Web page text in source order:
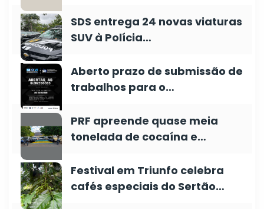
SDS entrega 24 novas viaturas
SUV à Polícia…
Aberto prazo de submissão de
trabalhos para o…
PRF apreende quase meia
tonelada de cocaína e…
Festival em Triunfo celebra
cafés especiais do Sertão…